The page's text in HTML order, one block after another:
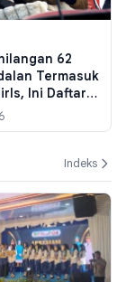
62
Termasuk
Ini Daftar
Wajib
Indeks